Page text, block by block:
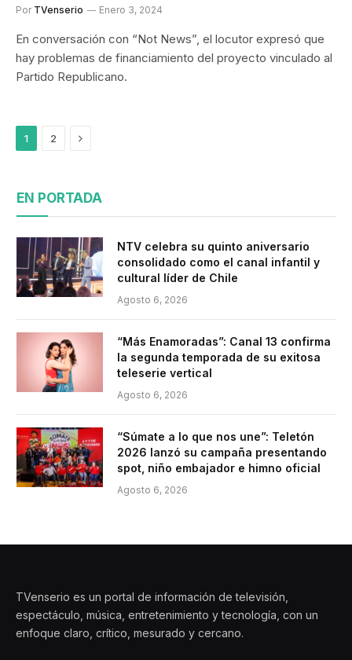
Por TVenserio Enero 3, 2024
En conversación con “Not News”, el locutor expresó que
hay problemas de financiamiento del proyecto vinculado al
Partido Republicano.
1 2 Siguiente
EN PORTADA
NTV celebra su quinto aniversario
consolidado como el canal infantil y
cultural líder de Chile
Agosto 6, 2026
“Más Enamoradas”: Canal 13 confirma
la segunda temporada de su exitosa
teleserie vertical
Agosto 6, 2026
“Súmate a lo que nos une”: Teletón
2026 lanzó su campaña presentando
spot, niño embajador e himno oficial
Agosto 6, 2026
TVenserio es un portal de información de televisión,
espectáculo, música, entretenimiento y tecnología, con un
enfoque claro, crítico, mesurado y cercano.